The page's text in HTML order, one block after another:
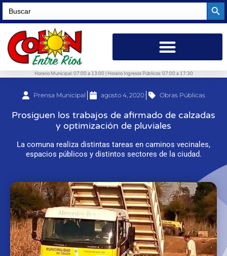
Search
for:
Horario Municipal: 07:00 a 13:00 | Horario Ingresos Públicos: 07:00 a 17:30
Prensa Municipal agosto 4, 2020 Obras Públicas
Prosiguen los trabajos de afirmado de calzadas
y optimización de pluviales
La comuna realiza distintas tareas en caminos vecinales,
espacios públicos y distintos sectores de la ciudad.